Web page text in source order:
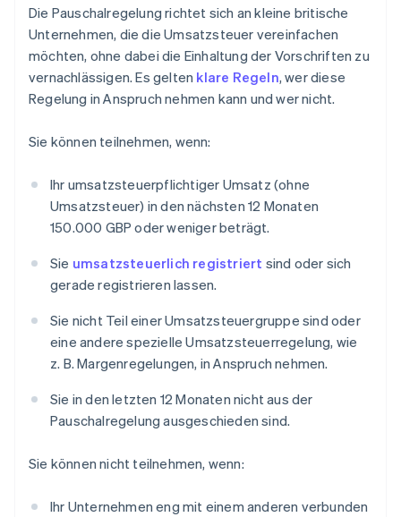
Die Pauschalregelung richtet sich an kleine britische
Unternehmen, die die Umsatzsteuer vereinfachen
möchten, ohne dabei die Einhaltung der Vorschriften zu
vernachlässigen. Es gelten klare Regeln, wer diese
Regelung in Anspruch nehmen kann und wer nicht.
Sie können teilnehmen, wenn:
Ihr umsatzsteuerpflichtiger Umsatz (ohne
Umsatzsteuer) in den nächsten 12 Monaten
150.000 GBP oder weniger beträgt.
Sie umsatzsteuerlich registriert sind oder sich
gerade registrieren lassen.
Sie nicht Teil einer Umsatzsteuergruppe sind oder
eine andere spezielle Umsatzsteuerregelung, wie
z. B. Margenregelungen, in Anspruch nehmen.
Sie in den letzten 12 Monaten nicht aus der
Pauschalregelung ausgeschieden sind.
Sie können nicht teilnehmen, wenn:
Ihr Unternehmen eng mit einem anderen verbunden